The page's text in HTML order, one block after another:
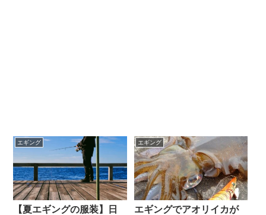
エギング
【夏エギングの服装】日
エギング
エギングでアオリイカが